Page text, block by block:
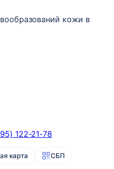
кожи в
122-21-78
карта СБП